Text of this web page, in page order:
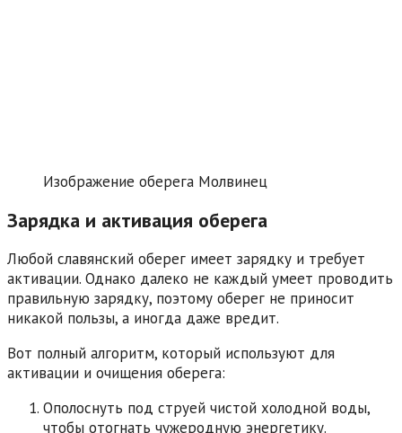
Изображение оберега Молвинец
Зарядка и активация оберега
Любой славянский оберег имеет зарядку и требует
активации. Однако далеко не каждый умеет проводить
правильную зарядку, поэтому оберег не приносит
никакой пользы, а иногда даже вредит.
Вот полный алгоритм, который используют для
активации и очищения оберега:
Ополоснуть под струей чистой холодной воды,
чтобы отогнать чужеродную энергетику.